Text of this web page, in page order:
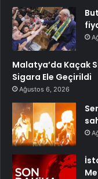
Malatya’da Kaçak
Sigara Ele Geçirildi
Ağustos 6, 2026